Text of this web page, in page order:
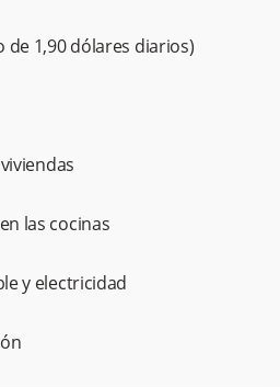
de 1,90 dólares diarios)
las cocinas
y electricidad